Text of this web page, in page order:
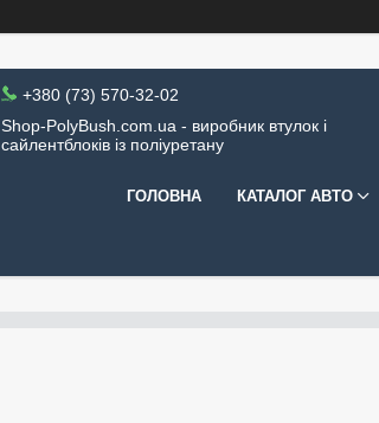
+380 (73) 570-32-02
Shop-PolyBush.com.ua - виробник втулок і
сайлентблоків із поліуретану
ГОЛОВНА КАТАЛОГ АВТО